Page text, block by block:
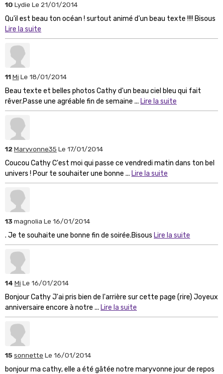
10 Lydie Le 21/01/2014
Qu'il est beau ton océan ! surtout animé d'un beau texte !!!! Bisous
Lire la suite
11Mi Le 18/01/2014
Beau texte et belles photos Cathy d'un beau ciel bleu qui fait
rêver.Passe une agréable fin de semaine ... Lire la suite
12Maryvonne35 Le 17/01/2014
Coucou Cathy C'est moi qui passe ce vendredi matin dans ton bel
univers ! Pour te souhaiter une bonne ... Lire la suite
13magnolia Le 16/01/2014
. Je te souhaite une bonne fin de soirée.Bisous Lire la suite
14 Mi Le 16/01/2014
Bonjour Cathy J'ai pris bien de l'arrière sur cette page (rire) Joyeux
anniversaire encore à notre ... Lire la suite
15sonnette Le 16/01/2014
bonjour ma cathy, elle a été gâtée notre maryvonne jour de repos